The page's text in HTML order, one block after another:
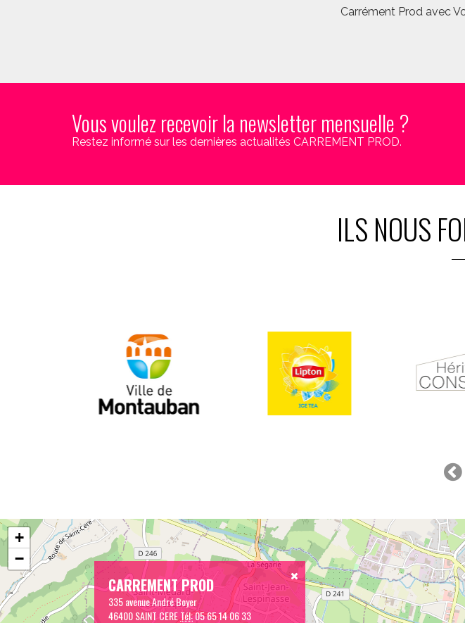
Carrément Prod avec
Vous voulez recevoir la newsletter mensuelle ?
Restez informé sur les dernières actualités CARREMENT PROD.
ILS NOUS
CARREMENT PROD
335 avenue André Boyer
46400 SAINT CERETél:05 65 14 06 33
+
−